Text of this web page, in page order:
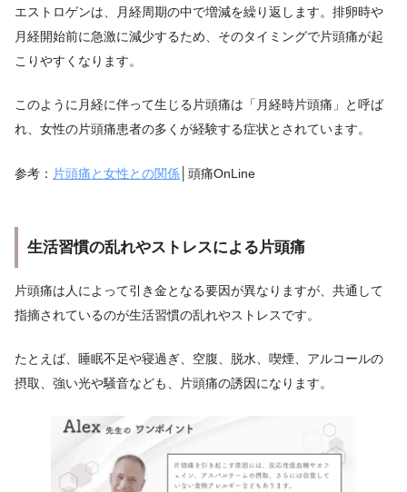
エストロゲンは、月経周期の中で増減を繰り返します。排卵時や
月経開始前に急激に減少するため、そのタイミングで片頭痛が起
こりやすくなります。
このように月経に伴って生じる片頭痛は「月経時片頭痛」と呼ば
れ、女性の片頭痛患者の多くが経験する症状とされています。
参考： 片頭痛と女性との関係 │頭痛OnLine
生活習慣の乱れやストレスによる片頭痛
片頭痛は人によって引き金となる要因が異なりますが、共通して
指摘されているのが生活習慣の乱れやストレスです。
たとえば、睡眠不足や寝過ぎ、空腹、脱水、喫煙、アルコールの
摂取、強い光や騒音なども、片頭痛の誘因になります。